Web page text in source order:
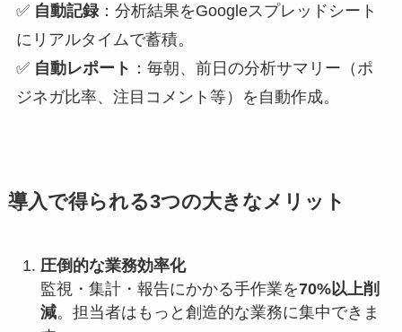
✅ 自動記録：分析結果をGoogleスプレッドシート
にリアルタイムで蓄積。
✅ 自動レポート ：毎朝、前日の分析サマリー（ポ
ジネガ比率、注目コメント等）を自動作成。
導入で得られる3つの大きなメリット
圧倒的な業務効率化
監視・集計・報告にかかる手作業を70%以上削
減。担当者はもっと創造的な業務に集中できま